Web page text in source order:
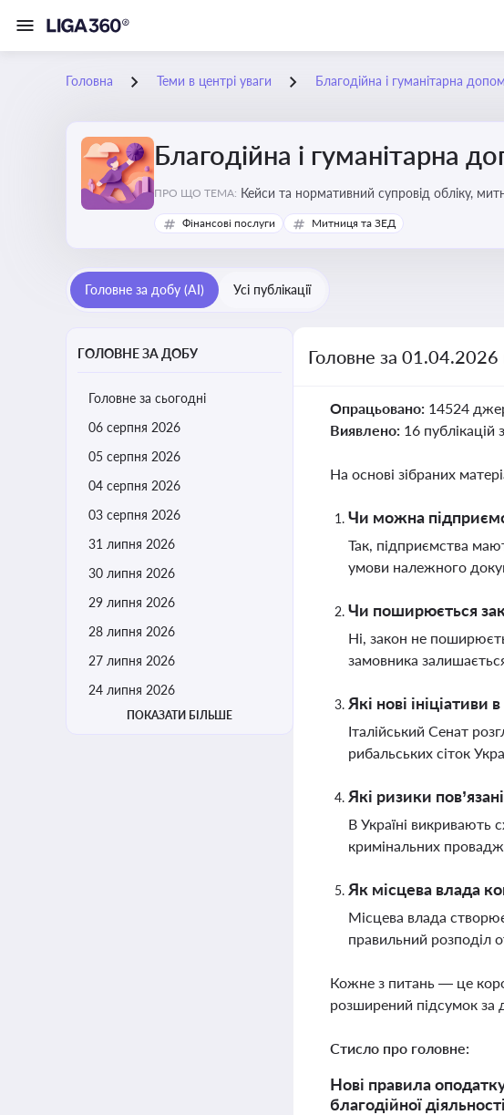
Головна Теми в центрі уваги Благодійна і гуманітарна
Благодійна і гуманітарна
ПРО ЩО ТЕМА: Кейси та нормативний супровід обліку,
Фінансові послуги Митниця та ЗЕД
Головне за добу (AI) Усі публікації
ГОЛОВНЕ ЗА ДОБУ
Головне за сьогодні
06 серпня 2026
05 серпня 2026
04 серпня 2026
03 серпня 2026
31 липня 2026
30 липня 2026
29 липня 2026
28 липня 2026
27 липня 2026
24 липня 2026
ПОКАЗАТИ БІЛЬШЕ
Головне за 01.04.2026
Опрацьовано: 14524
Виявлено: 16 публікацій
На основі зібраних
Чи можна
Так, підприємства
умови належного
Чи поширюється
Ні, закон не
замовника
Які нові
Італійський Сенат
рибальських сіток
Які ризики
В Україні викривають
кримінальних
Як місцева влада
Місцева влада створює
правильний розподіл
Кожне з питань — це
розширений підсумок за
Стисло про головне:
Нові правила
благодійної